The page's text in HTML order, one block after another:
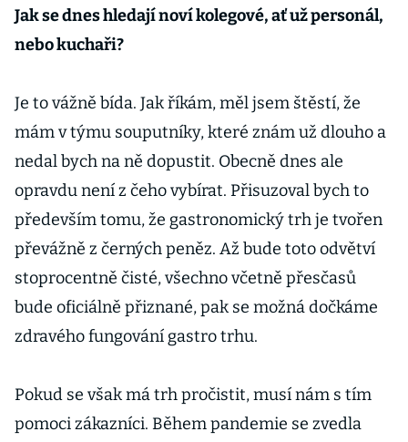
Jen chybějí
Jak se dnes hledají noví kolegové, ať už personál,
nebo kuchaři?
Je to vážně bída. Jak říkám, měl jsem štěstí, že
mám v týmu souputníky, které znám už dlouho a
nedal bych na ně dopustit. Obecně dnes ale
opravdu není z čeho vybírat. Přisuzoval bych to
především tomu, že gastronomický trh je tvořen
převážně z černých peněz. Až bude toto odvětví
stoprocentně čisté, všechno včetně přesčasů
bude oficiálně přiznané, pak se možná dočkáme
zdravého fungování gastro trhu.
Pokud se však má trh pročistit, musí nám s tím
pomoci zákazníci. Během pandemie se zvedla